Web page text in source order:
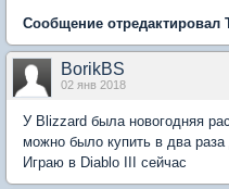
Сообщение отредактировал
BorikBS
02 янв 2018
У Blizzard была новогодняя
можно было купить в два
Играю в Diablo III сейчас